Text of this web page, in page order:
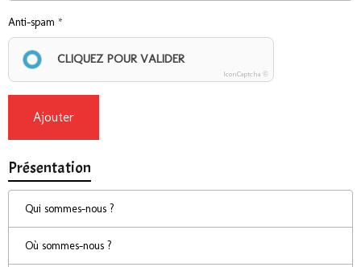
Anti-spam
CLIQUEZ POUR VALIDER
IconCaptcha ©
Ajouter
Présentation
Qui sommes-nous ?
Où sommes-nous ?